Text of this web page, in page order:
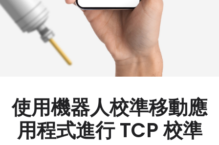
我的帳戶
使用機器人校準移動應
用程式進行 TCP 校準